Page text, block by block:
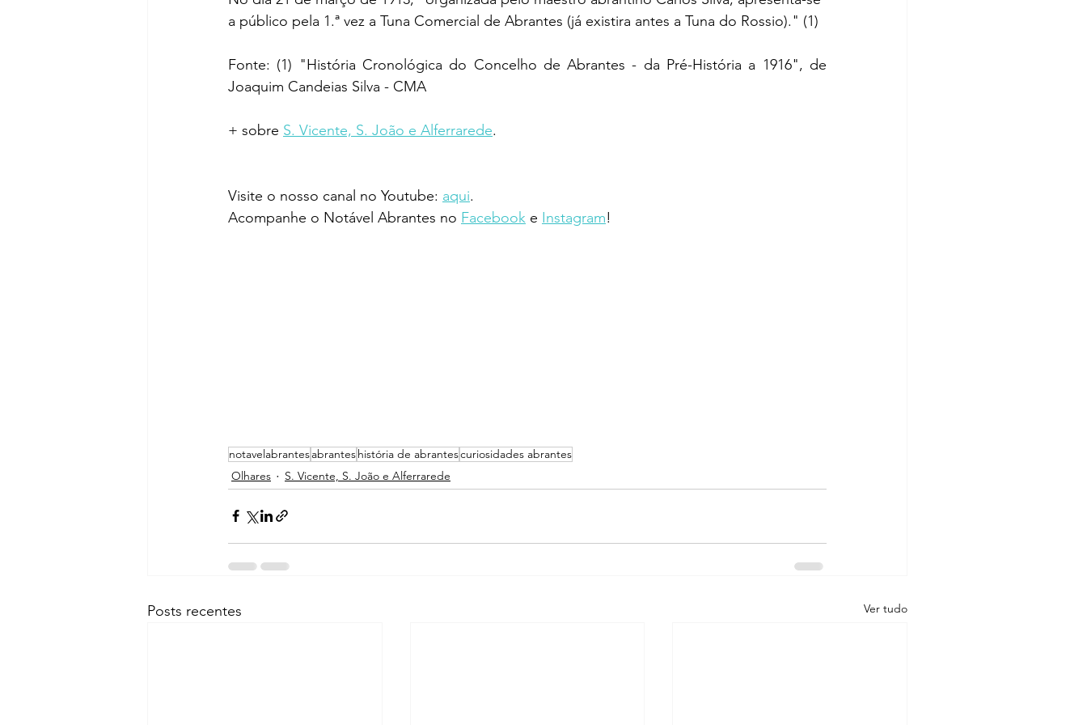
a público pela 1.ª vez a Tuna Comercial de Abrantes (já existira antes a Tuna do Rossio)." (1)
Fonte: (1) "História Cronológica do Concelho de Abrantes - da Pré-História a 1916", de
Joaquim Candeias Silva - CMA
+ sobre S. Vicente, S. João e Alferrarede.
Visite o nosso canal no Youtube: aqui.
Acompanhe o Notável Abrantes no Facebook e Instagram!
notavelabrantesabranteshistória de abrantescuriosidades abrantes
Olhares
S. Vicente, S. João e Alferrarede
Posts recentes Ver tudo